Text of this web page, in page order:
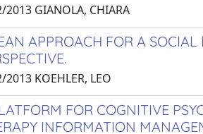
2013 GIANOLA, CHIARA
APPROACH FOR A
2013 KOEHLER, LEO
FOR COGNITIVE
INFORMATION